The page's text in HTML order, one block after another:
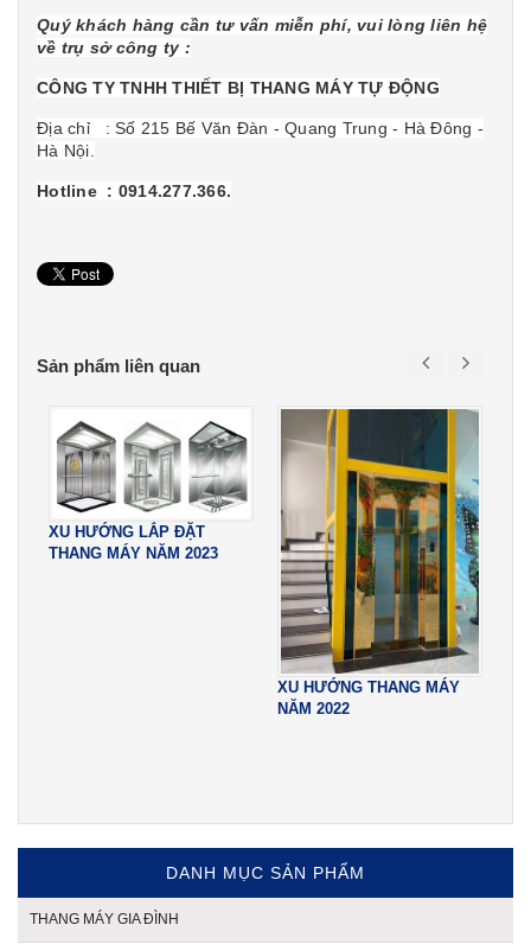
Quý khách hàng cần tư vấn miễn phí, vui lòng liên hệ
về trụ sở công ty :
CÔNG TY TNHH THIẾT BỊ THANG MÁY TỰ ĐỘNG
Địa chỉ : Số 215 Bế Văn Đàn - Quang Trung - Hà Đông -
Hà Nội.
Hotline : 0914.277.366.
Sản phẩm liên quan
XU HƯỚNG LẮP ĐẶT
THANG MÁY NĂM 2023
XU HƯỚNG THANG MÁY
NĂM 2022
DANH MỤC SẢN PHẨM
THANG MÁY GIA ĐÌNH